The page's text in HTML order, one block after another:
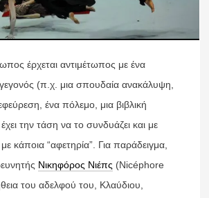
έρχεται αντιμέτωπος με ένα
(π.χ. μια σπουδαία ανακάλυψη,
ένα πόλεμο, μια βιβλική
την τάση να το συνδυάζει και με
κάποια “αφετηρία”. Για παράδειγμα,
Νικηφόρος Νιέπς (Nicéphore
του αδελφού του, Κλαύδιου,